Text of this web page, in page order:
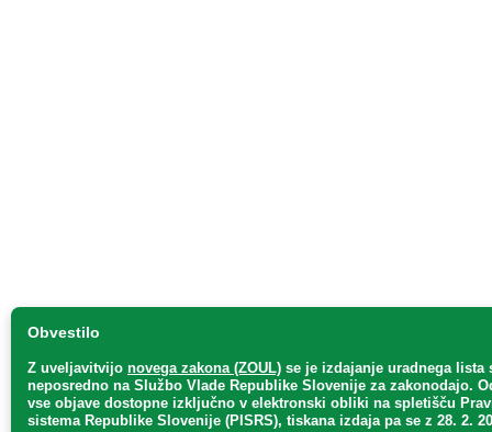
Obvestilo
Z uveljavitvijo novega zakona (ZOUL) se je izdajanje uradnega lista
neposredno na Službo Vlade Republike Slovenije za zakonodajo.
vse objave dostopne izključno v elektronski obliki na spletišču
sistema Republike Slovenije (PISRS), tiskana izdaja pa se z 28. 2.